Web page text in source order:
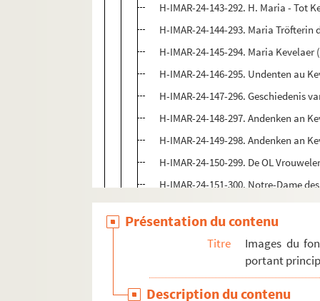
H-IMAR-24-143-292. H. Maria - Tot
H-IMAR-24-144-293. Maria
H-IMAR-24-145-294. Maria
H-IMAR-24-146-295. Undenten au
H-IMAR-24-147-296. Geschiedenis
H-IMAR-24-148-297. Andenken an
H-IMAR-24-149-298. Andenken an
H-IMAR-24-150-299. De OL
H-IMAR-24-151-300. Notre-Dame
H-IMAR-24-152-301. Notre-Dame
H-IMAR-24-153-302. Notre-Dame
H-IMAR-24-153-303. Notre-Dame
H-IMAR-24-153-305. Notre-Dame
Présentation du contenu
Titre
Images du
portant
Description du contenu